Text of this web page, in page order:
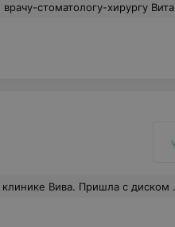
рекомендовать! Отдельное БОЛЬШУЩЕЕ СПАСИБО его помощнице-медсестре (я к сожалению не уточнила как ее зовут) за ее психологическую и моральную поддержку!!! Мне это очень помогло, так как я как огня боюсь стоматологов!!!
несколько самых вероятных, врач начал отвечать на повышенных тонах "ну я же с вами не сплю, откуда я знаю" и "я не ясновидящая". Попросила разговаривать со мной спокойно, на что сказали "я человек эмоциональный, разговаривать иначе не могу". Ответила, что я тоже эмоциональный человек, но при этом говорю с ней спокойно и ещё раз попросила говорить так же. Врач завершила приём, начала уходить.